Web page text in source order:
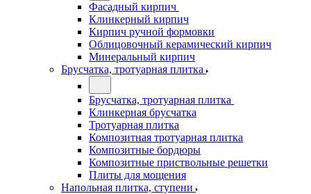
Фасадный кирпич
Клинкерный кирпич
Кирпич ручной формовки
Облицовочный керамический кирпич
Минеральный кирпич
Брусчатка, тротуарная плитка
Брусчатка, тротуарная плитка
Клинкерная брусчатка
Тротуарная плитка
Композитная тротуарная плитка
Композитные бордюры
Композитные приствольные решетки
Плиты для мощения
Напольная плитка, ступени